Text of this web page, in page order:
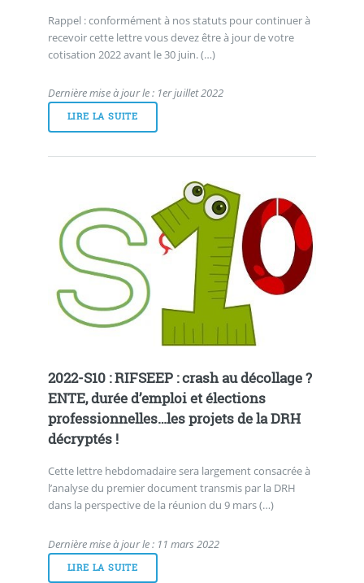
Rappel : conformément à nos statuts pour continuer à
recevoir cette lettre vous devez être à jour de votre
cotisation 2022 avant le 30 juin. (…)
Dernière mise à jour le : 1er juillet 2022
LIRE LA SUITE
2022-S10 : RIFSEEP : crash au décollage ?
ENTE, durée d’emploi et élections
professionnelles…les projets de la DRH
décryptés !
Cette lettre hebdomadaire sera largement consacrée à
l’analyse du premier document transmis par la DRH
dans la perspective de la réunion du 9 mars (…)
Dernière mise à jour le : 11 mars 2022
LIRE LA SUITE